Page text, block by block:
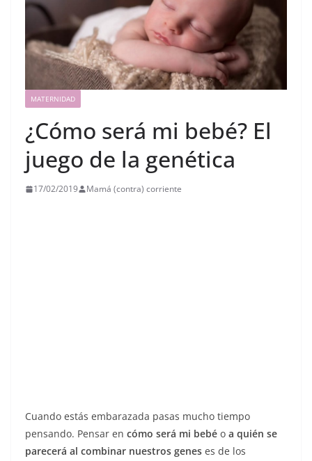
MATERNIDAD
¿Cómo será mi bebé? El
juego de la genética
17/02/2019 Mamá (contra) corriente
Cuando estás embarazada pasas mucho tiempo
pensando. Pensar en cómo será mi bebé o a quién se
parecerá al combinar nuestros genes es de los